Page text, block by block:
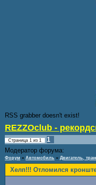
RSS grabber doesn't exist!
REZZOclub -
Страница 1 из 1
1
Модератор форума:
Форум » Автомобиль » Двигатель,
Хелп!!! Отломился